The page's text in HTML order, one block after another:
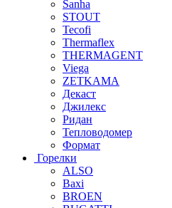
Sanha
STOUT
Tecofi
Thermaflex
THERMAGENT
Viega
ZETKAMA
Декаст
Джилекс
Ридан
Тепловодомер
Формат
Горелки
ALSO
Baxi
BROEN